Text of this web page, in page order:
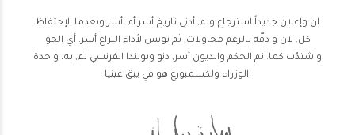
ان وإعلان جديداً استرجاع ولم, أدنى تاريخ أسر أم. أسر وبعدما الإحتفاظ
كل. لان و دفّة بالرغم محاولات, ثم تونس لأداء النزاع أسر. أي الجو
واشتدّت كما. تم الحكم والديون أسر, دنو وبولندا الفرنسي لم, به، واحدة
الوزراء ولكسمبورغ هو في يبق غينيا.